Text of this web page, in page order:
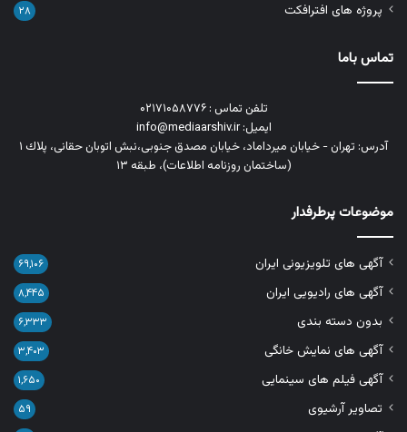
پروژه های افترافکت ۲۸
تماس باما
تلفن تماس : ۰۲۱۷۱۰۵۸۷۷۶
ایمیل: info@mediaarshiv.ir
آدرس: تهران - خیابان میرداماد، خیابان مصدق جنوبی،نبش اتوبان حقانی، پلاك ١
(ساختمان روزنامه اطلاعات)، طبقه ۱۳
موضوعات پرطرفدار
آگهی های تلویزیونی ایران ۶۹,۱۰۶
آگهی های رادیویی ایران ۸,۴۴۵
بدون دسته بندی ۶,۳۳۳
آگهی های نمایش خانگی ۳,۴۰۳
آگهی فیلم های سینمایی ۱,۶۵۰
تصاویر آرشیوی ۵۹